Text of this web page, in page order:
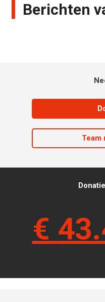
Berichten
Team
€